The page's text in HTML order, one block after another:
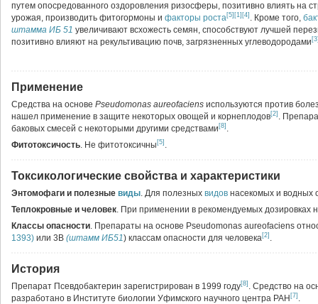
путем опосредованного оздоровления ризосферы, позитивно влиять на
урожая, производить фитогормоны и факторы роста[5] [1] [4] . Кроме того,
штамма ИБ 51 увеличивают всхожесть семян, способствуют лучшей
позитивно влияют на рекультивацию почв, загрязненных углеводородами
Применение
Средства на основе Pseudomonas aureofaciens используются против
нашел применение в защите некоторых овощей и корнеплодов[2] .
баковых смесей с некоторыми другими средствами [8] .
Фитотоксичость. Не фитотоксичны [5] .
Токсикологические свойства и характеристики
Энтомофаги и полезные виды. Для полезных видов насекомых и водных
Теплокровные и человек. При применении в рекомендуемых дозировках
Классы опасности. Препараты на основе Pseudomonas aureofaciens
1393) или 3В (штамм ИБ51) классам опасности для человека[2] .
История
Препарат Псевдобактерин зарегистрирован в 1999 году[8] . Средство на
разработано в Институте биологии Уфимского научного центра РАН [7] .